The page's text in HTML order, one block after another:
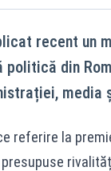
recent un
din
media
referire la